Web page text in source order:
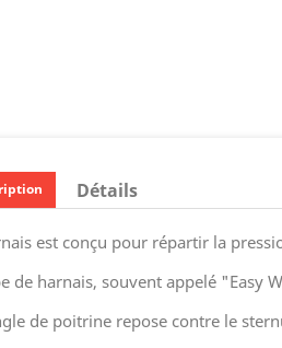
Détails
est conçu pour répartir la
de harnais, souvent appelé "Easy
de poitrine repose contre le